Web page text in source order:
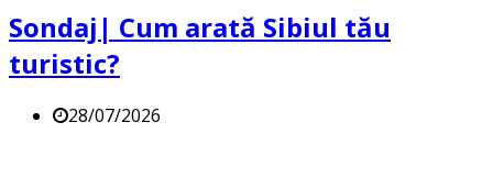
Sondaj| Cum arată Sibiul tău
turistic?
28/07/2026